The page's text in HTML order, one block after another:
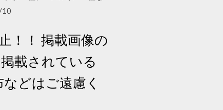
10
！！ 掲載画像の
載されている
どはご遠慮く